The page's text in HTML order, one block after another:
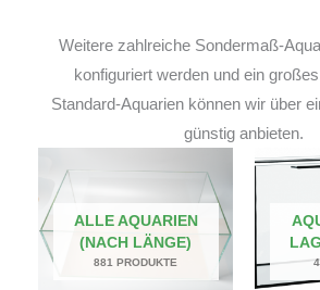
Weitere zahlreiche Sondermaß-
konfiguriert werden und ein
Standard-Aquarien können wir über
günstig anbieten.
ALLE AQUARIEN
(NACH LÄNGE)
881 PRODUKTE